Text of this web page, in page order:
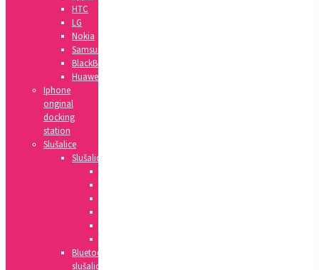
HTC
LG
Nokia
Samsung
BlackBerry
Huawei
Iphone
original
docking
station
Slušalice
Slušalice
Bluetooth
slušalice